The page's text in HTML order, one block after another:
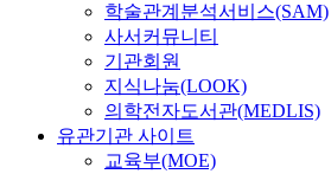
학술관계분석서비스(SAM)
사서커뮤니티
기관회원
지식나눔(LOOK)
의학전자도서관(MEDLIS)
유관기관 사이트
교육부(MOE)